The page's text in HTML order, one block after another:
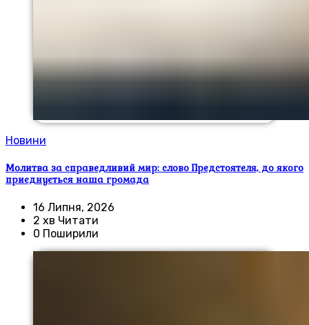
Новини
Молитва за справедливий мир: слово Предстоятеля, до якого
приєднується наша громада
16 Липня, 2026
2 хв Читати
0 Поширили